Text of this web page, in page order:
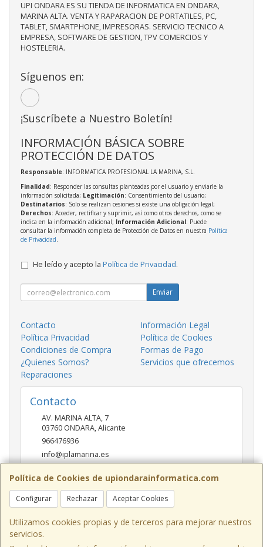
Política de Cookies de upiondarainformatica.com
Configurar Rechazar Aceptar Cookies
Utilizamos cookies propias y de terceros para mejorar nuestros
servicios.
UPI ONDARA ES SU TIENDA DE INFORMATICA EN ONDARA,
MARINA ALTA. VENTA Y RAPARACION DE PORTATILES, PC,
TABLET, SMARTPHONE, IMPRESORAS. SERVICIO TECNICO A
EMPRESA, SOFTWARE DE GESTION, TPV COMERCIOS Y
HOSTELERIA.
Síguenos en:
¡Suscríbete a Nuestro Boletín!
INFORMACIÓN BÁSICA SOBRE
PROTECCIÓN DE DATOS
Responsable: INFORMATICA PROFESIONAL LA MARINA, S.L.
Finalidad: Responder las consultas planteadas por el usuario y enviarle la
información solicitada; Legitimación: Consentimiento del usuario;
Destinatarios: Solo se realizan cesiones si existe una obligación legal;
Derechos: Acceder, rectificar y suprimir, así como otros derechos, como se
indica en la información adicional; Información Adicional: Puede
consultar la información completa de Protección de Datos en nuestra Política
de Privacidad.
He leído y acepto la Política de Privacidad.
Enviar
Contacto
Información Legal
Política Privacidad
Política de Cookies
Condiciones de Compra
Formas de Pago
¿Quienes Somos?
Servicios que ofrecemos
Reparaciones
Contacto
AV. MARINA ALTA, 7
03760 ONDARA,Alicante
966476936
info@iplamarina.es
Horario
LUNES - VIERNES 9:30h-14:00h 16:30h-20:30h SÁBADOS
10:00h-14:00h